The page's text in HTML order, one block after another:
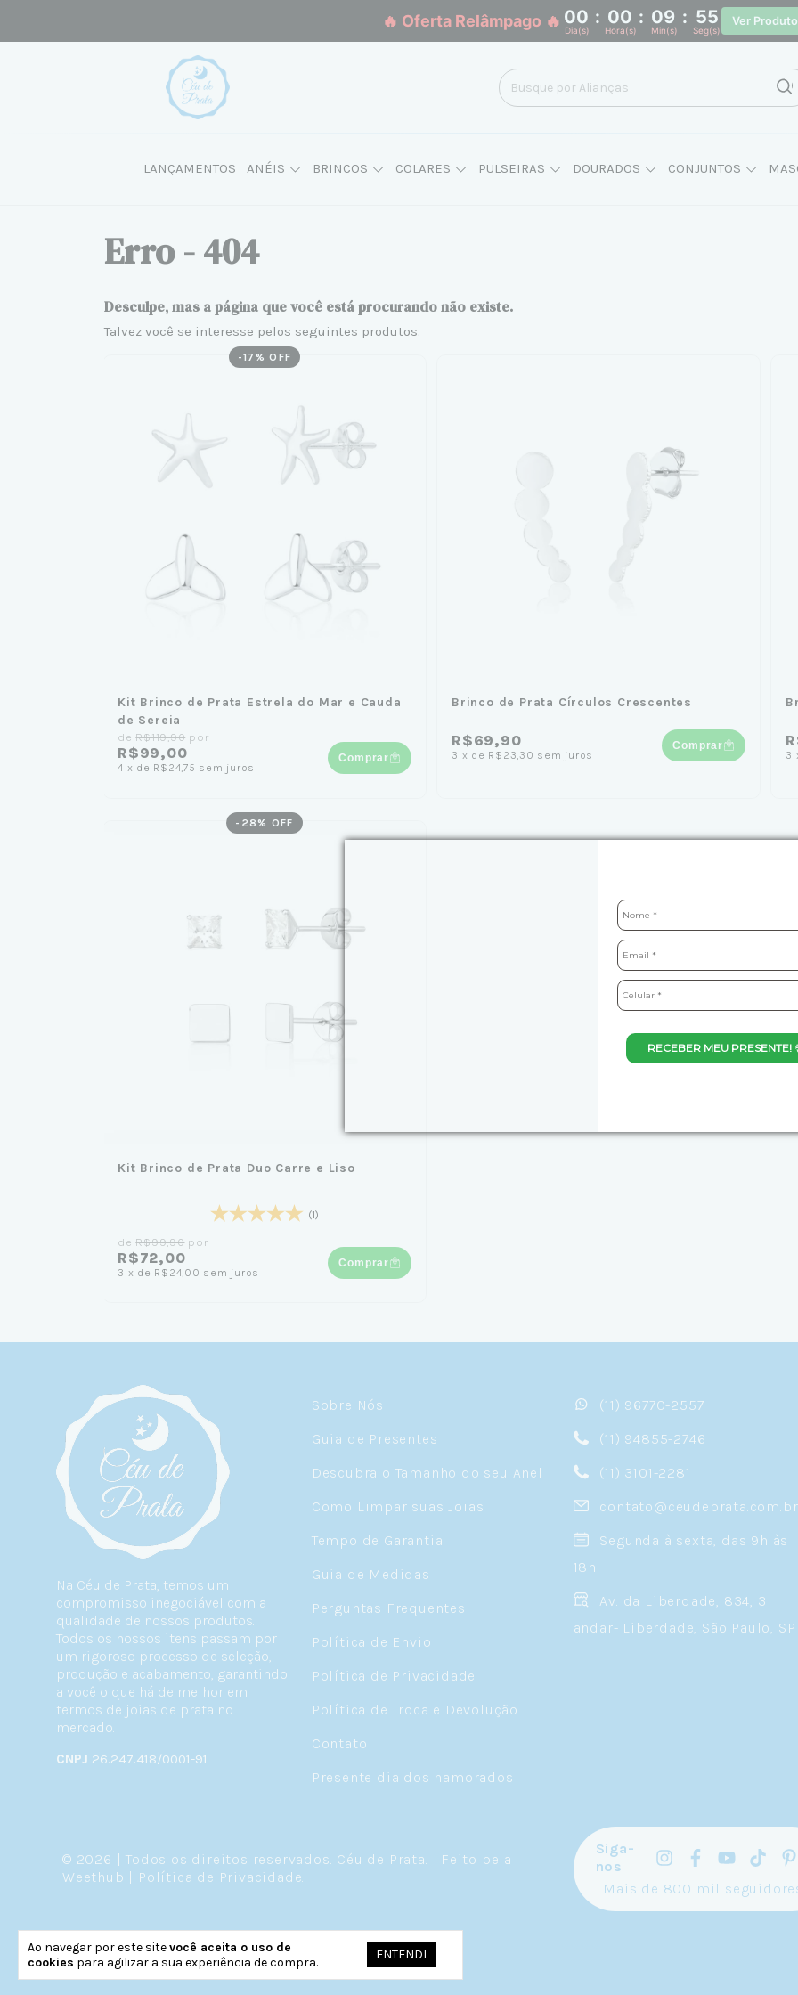
RECEBER MEU PRESENTE!
🔥 Oferta Relâmpago 🔥 00 : 00 : 09 : 54
Dia(s) Hora(s) Min(s) Seg(s)
Ver
LANÇAMENTOS ANÉIS BRINCOS COLARES PULSEIRAS DOURADOS CONJUNTOS
Ao navegar por este sitevocê aceita o uso de
cookies para agilizar a sua experiência de compra.
ENTENDI
Erro - 404
Desculpe, mas a página que você está procurando não existe.
Talvez você se interesse pelos seguintes produtos.
-17 % OFF
Kit Brinco de Prata Estrela do Mar e Cauda
de Sereia
deR$119,90 por
R$99,00
4 x de R$24,75 sem juros
Comprar
Brinco de Prata Círculos Crescentes
R$69,90
3 x de R$23,30 sem juros
Comprar
3
- 28 % OFF
Kit Brinco de Prata Duo Carre e Liso
(1)
deR$99,90por
R$72,00
3 x de R$24,00 sem juros
Comprar
Na Céu de Prata, temos um
compromisso inegociável com a
qualidade de nossos produtos.
Todos os nossos itens passam por
um rigoroso processo de seleção,
produção e acabamento, garantindo
a você o que há de melhor em
termos de joias de prata no
mercado.
CNPJ 26.247.418/0001-91
Sobre Nós
Guia de Presentes
Descubra o Tamanho do seu Anel
Como Limpar suas Joias
Tempo de Garantia
Guia de Medidas
Perguntas Frequentes
Política de Envio
Política de Privacidade
Política de Troca e Devolução
Contato
Presente dia dos namorados
(11) 96770-2557
(11) 94855-2746
(11) 3101-2281
contato@ceudeprata.com.br
Segunda à sexta, das 9h às
18h
Av. da Liberdade, 834, 3
andar- Liberdade, São Paulo, SP
© 2026 | Todos os direitos reservados. Céu de Prata.
Feito pela
Weethub
Política de Privacidade.
Siga-
nos
Mais de 800 mil